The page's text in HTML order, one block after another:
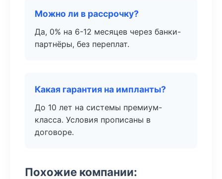
Можно ли в рассрочку?
Да, 0% на 6-12 месяцев через банки-
партнёры, без переплат.
Какая гарантия на импланты?
До 10 лет на системы премиум-
класса. Условия прописаны в
договоре.
Похожие компании: